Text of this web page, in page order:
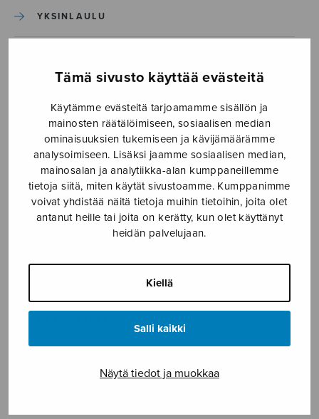
Tämä sivusto käyttää evästeitä
Käytämme evästeitä tarjoamamme sisällön ja
mainosten räätälöimiseen, sosiaalisen median
ominaisuuksien tukemiseen ja kävijämäärämme
analysoimiseen. Lisäksi jaamme sosiaalisen median,
mainosalan ja analytiikka-alan kumppaneillemme
tietoja siitä, miten käytät sivustoamme. Kumppanimme
voivat yhdistää näitä tietoja muihin tietoihin, joita olet
antanut heille tai joita on kerätty, kun olet käyttänyt
heidän palvelujaan.
Kiellä
Salli kaikki
Näytä tiedot ja muokkaa
YKSINLAULU
Sulasol nuottikauppa
Myymälä avoinna
ma–pe klo 10–16 tai sopimuksen mukaan
Tallberginkatu 1 B, 1,5 krs.
00180 Helsinki